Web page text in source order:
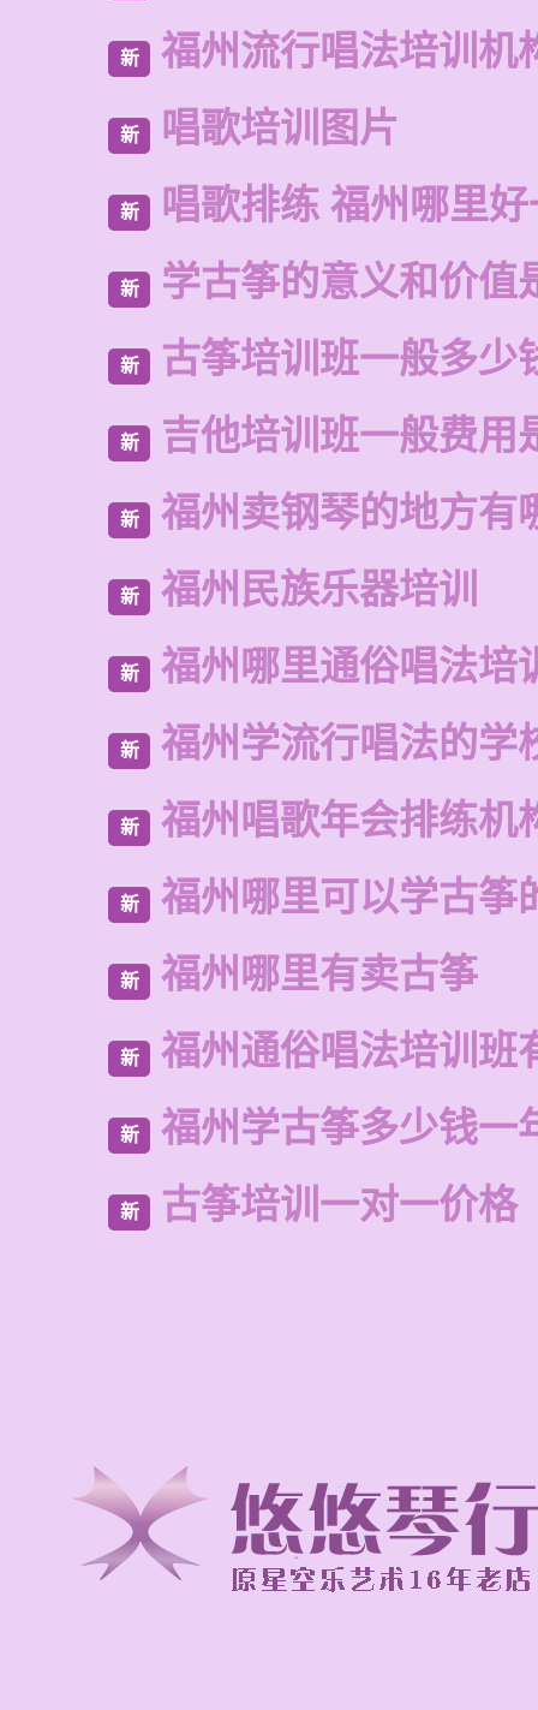
新 福州流行唱法培训机
新 唱歌培训图片
新 唱歌排练 福州哪里
新 学古筝的意义和价值
新 古筝培训班一般多少
新 吉他培训班一般费用
新 福州卖钢琴的地方有
新 福州民族乐器培训
新 福州哪里通俗唱法培
新 福州学流行唱法的学
新 福州唱歌年会排练机
新 福州哪里可以学古筝
新 福州哪里有卖古筝
新 福州通俗唱法培训班
新 福州学古筝多少钱一
新 古筝培训一对一价格